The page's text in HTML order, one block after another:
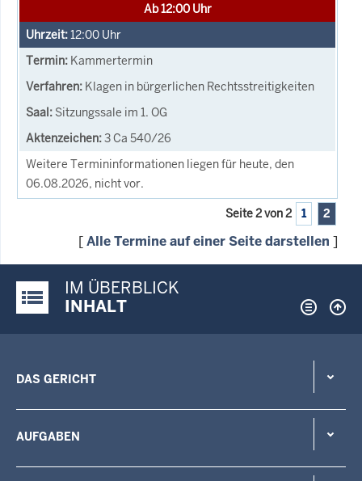
Ab 12:00 Uhr
12:00 Uhr
Kammertermin
Klagen in bürgerlichen Rechtsstreitigkeiten
Sitzungssale im 1. OG
3 Ca 540/26
Weitere Termininformationen liegen für heute, den
06.08.2026, nicht vor.
Seite 2 von 2 1 2
[Alle Termine auf einer Seite darstellen ]
Justiz-Portal im Überblick:
IM ÜBERBLICK
INHALT
DAS GERICHT
AUFGABEN